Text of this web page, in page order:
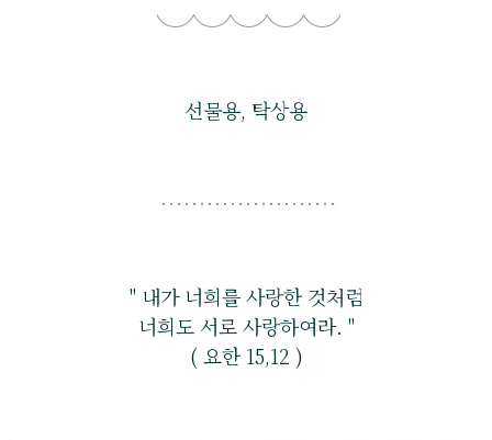
선물용, 탁상용
" 내가 너희를 사랑한 것처럼
너희도 서로 사랑하여라. "
( 요한 15,12 )